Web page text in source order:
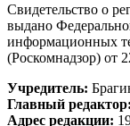
Свидетельство о
выдано
информационных
(Роскомнадзор) от
Учредитель:
Главный редактор:
Адрес редакции: